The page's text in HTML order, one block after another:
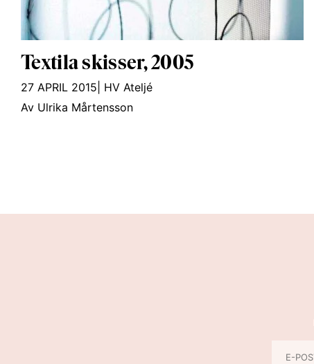
Textila skisser, 2005
27 APRIL 2015 HV Ateljé
Av Ulrika Mårtensson